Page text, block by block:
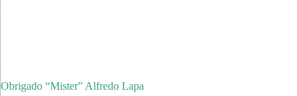
Obrigado “Mister” Alfredo Lapa